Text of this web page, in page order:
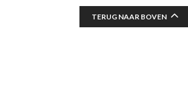
TERUG NAAR BOVEN